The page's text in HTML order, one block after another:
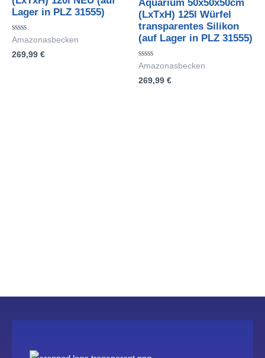
Lager in PLZ 31555)
Bewertet
0
Amazonasbecken
269,99 €
Aquarium 50x50x50cm
(LxTxH) 125l Würfel
transparentes Silikon
(auf Lager in PLZ 31555)
Bewertet
0
Amazonasbecken
269,99 €